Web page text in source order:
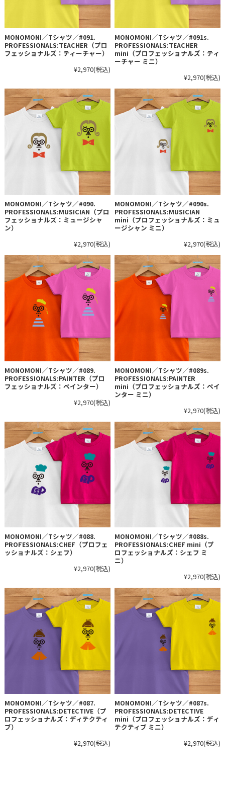
MONOMONI／Tシャツ／#091.
PROFESSIONALS:TEACHER（プロ
フェッショナルズ：ティーチャー）
¥2,970(税込)
MONOMONI／Tシャツ／#091s.
PROFESSIONALS:TEACHER
mini（プロフェッショナルズ：ティ
ーチャー ミニ）
¥2,970(税込)
MONOMONI／Tシャツ／#090.
PROFESSIONALS:MUSICIAN（プロ
フェッショナルズ：ミュージシャ
ン）
¥2,970(税込)
MONOMONI／Tシャツ／#090s.
PROFESSIONALS:MUSICIAN
mini（プロフェッショナルズ：ミュ
ージシャン ミニ）
¥2,970(税込)
MONOMONI／Tシャツ／#089.
PROFESSIONALS:PAINTER（プロ
フェッショナルズ：ペインター）
¥2,970(税込)
MONOMONI／Tシャツ／#089s.
PROFESSIONALS:PAINTER
mini（プロフェッショナルズ：ペイ
ンター ミニ）
¥2,970(税込)
MONOMONI／Tシャツ／#088.
PROFESSIONALS:CHEF（プロフェ
ッショナルズ：シェフ）
¥2,970(税込)
MONOMONI／Tシャツ／#088s.
PROFESSIONALS:CHEF mini（プ
ロフェッショナルズ：シェフ ミ
ニ）
¥2,970(税込)
MONOMONI／Tシャツ／#087.
PROFESSIONALS:DETECTIVE（プ
ロフェッショナルズ：ディテクティ
ブ）
¥2,970(税込)
MONOMONI／Tシャツ／#087s.
PROFESSIONALS:DETECTIVE
mini（プロフェッショナルズ：ディ
テクティブ ミニ）
¥2,970(税込)